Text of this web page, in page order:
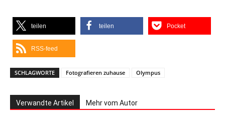
teilen teilen Pocket
RSS-feed
SCHLAGWORTE Fotografieren zuhause Olympus
Verwandte Artikel Mehr vom Autor